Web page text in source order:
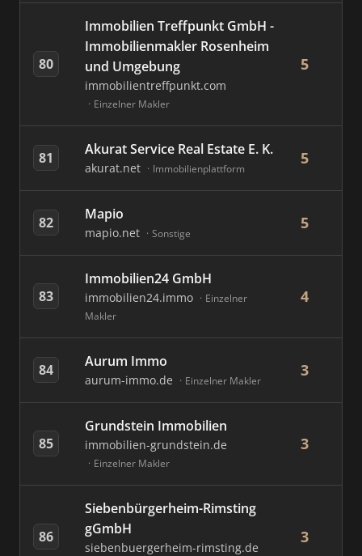
80
Immobilien Treffpunkt GmbH -
Immobilienmakler Rosenheim
und Umgebung
immobilientreffpunkt.com
Einzelner Makler
5
81 Akurat Service Real Estate E. K.
akurat.net Immobilienplattform
5
82 Mapio
mapio.net Sonstige
5
83
Immobilien24 GmbH
immobilien24.immo
Einzelner
Makler
4
84 Aurum Immo
aurum-immo.de Einzelner Makler
3
85
Grundstein Immobilien
immobilien-grundstein.de
Einzelner Makler
3
86
Siebenbürgerheim-Rimsting
gGmbH
siebenbuergerheim-rimsting.de
3